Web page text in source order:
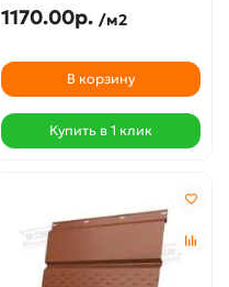
1170.00р. /м2
В корзину
Купить в 1 клик